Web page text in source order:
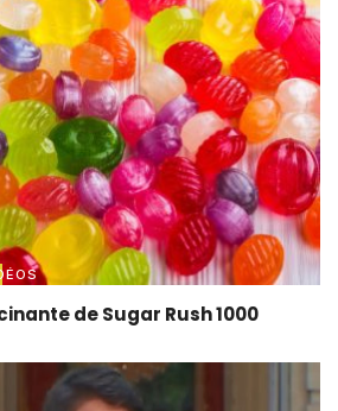
de Sugar Rush 1000